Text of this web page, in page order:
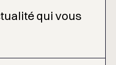
qui vous